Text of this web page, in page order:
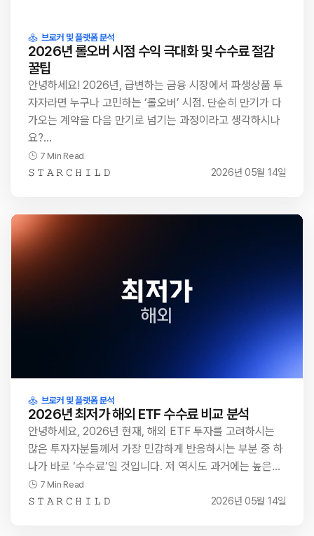
브로커 및 플랫폼 분석
2026년 롤오버 시점 수익 극대화 및 수수료 절감
꿀팁
안녕하세요! 2026년, 급변하는 금융 시장에서 파생상품 투
자자라면 누구나 고민하는 ‘롤오버’ 시점. 단순히 만기가 다
가오는 계약을 다음 만기로 넘기는 과정이라고 생각하시나
요?…
7 Min Read
𝚂 𝚃 𝙰 𝚁 𝙲 𝙷 𝙸 𝙻 𝙳 2026년 05월 14일
브로커 및 플랫폼 분석
2026년 최저가 해외 ETF 수수료 비교 분석
안녕하세요, 2026년 현재, 해외 ETF 투자를 고려하시는
많은 투자자분들께서 가장 민감하게 반응하시는 부분 중 하
나가 바로 ‘수수료’일 것입니다. 저 역시도 과거에는 높은…
7 Min Read
𝚂 𝚃 𝙰 𝚁 𝙲 𝙷 𝙸 𝙻 𝙳 2026년 05월 14일